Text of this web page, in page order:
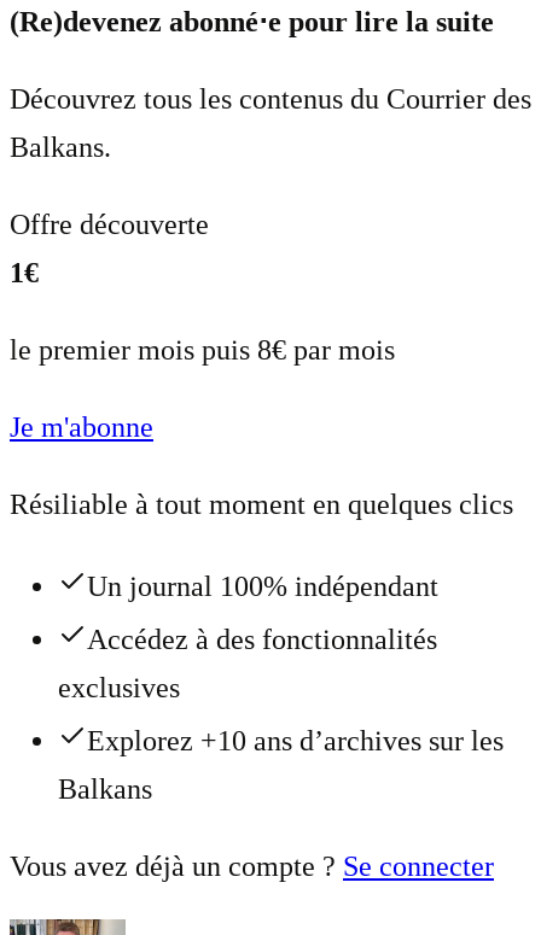
(Re)devenez abonné⋅e pour lire la suite
Découvrez tous les contenus du Courrier des
Balkans.
Offre découverte
1€
le premier mois puis 8€ par mois
Je m'abonne
Résiliable à tout moment en quelques clics
Un journal 100% indépendant
Accédez à des fonctionnalités
exclusives
Explorez +10 ans d’archives sur les
Balkans
Vous avez déjà un compte ? Se connecter